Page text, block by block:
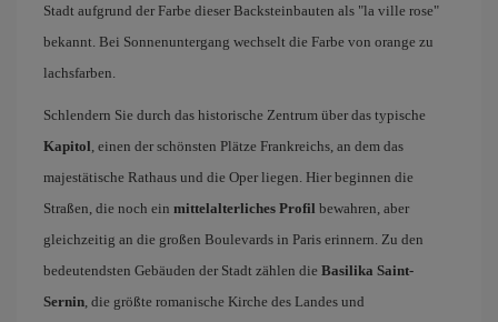
Stadt aufgrund der Farbe dieser Backsteinbauten als "la ville rose"
bekannt. Bei Sonnenuntergang wechselt die Farbe von orange zu
lachsfarben.
Schlendern Sie durch das historische Zentrum über das typische
Kapitol , einen der schönsten Plätze Frankreichs, an dem das
majestätische Rathaus und die Oper liegen. Hier beginnen die
Straßen, die noch ein mittelalterliches Profil bewahren, aber
gleichzeitig an die großen Boulevards in Paris erinnern. Zu den
bedeutendsten Gebäuden der Stadt zählen die Basilika Saint-
Sernin , die größte romanische Kirche des Landes und